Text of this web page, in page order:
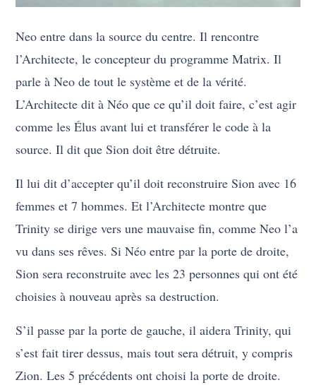
Neo entre dans la source du centre. Il rencontre
l’Architecte, le concepteur du programme Matrix. Il
parle à Neo de tout le système et de la vérité.
L’Architecte dit à Néo que ce qu’il doit faire, c’est agir
comme les Élus avant lui et transférer le code à la
source. Il dit que Sion doit être détruite.
Il lui dit d’accepter qu’il doit reconstruire Sion avec 16
femmes et 7 hommes. Et l’Architecte montre que
Trinity se dirige vers une mauvaise fin, comme Neo l’a
vu dans ses rêves. Si Néo entre par la porte de droite,
Sion sera reconstruite avec les 23 personnes qui ont été
choisies à nouveau après sa destruction.
S’il passe par la porte de gauche, il aidera Trinity, qui
s’est fait tirer dessus, mais tout sera détruit, y compris
Zion. Les 5 précédents ont choisi la porte de droite.